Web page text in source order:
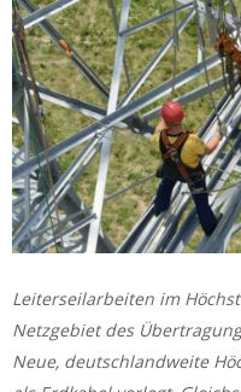
Leiterseilarbeiten im
Netzgebiet des
Neue, deutschlandweite